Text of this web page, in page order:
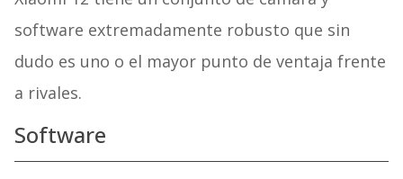
software extremadamente robusto que sin
dudo es uno o el mayor punto de ventaja frente
a rivales.
Software